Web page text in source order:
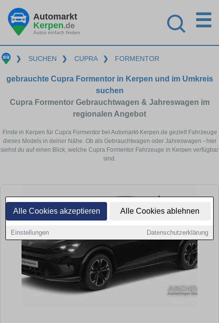
Alle Cookies akzeptieren Alle Cookies ablehnen
Einstellungen Datenschutzerklärung
Automarkt
Kerpen.de
Autos einfach finden
☰
❯ SUCHEN ❯ CUPRA ❯ FORMENTOR
gebrauchte Cupra Formentor in Kerpen und im Umkreis
suchen
Cupra Formentor Gebrauchtwagen & Jahreswagen im
regionalen Angebot
Finde in Kerpen für Cupra Formentor bei Automarkt-Kerpen.de gezielt Fahrzeuge
dieses Models in deiner Nähe. Ob als Gebrauchtwagen oder Jahreswagen - hier
siehst du auf einen Blick, welche Cupra Formentor Fahrzeuge in Kerpen verfügbar
sind.